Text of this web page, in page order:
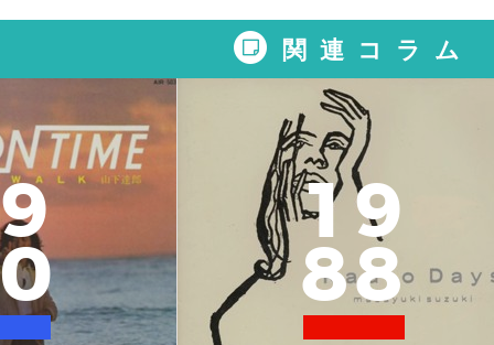
関連コラム
9
19
88